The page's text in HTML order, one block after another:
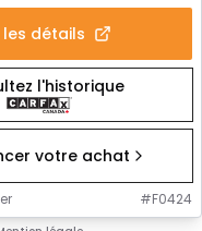
détails
l'historique
votre achat
#F0424